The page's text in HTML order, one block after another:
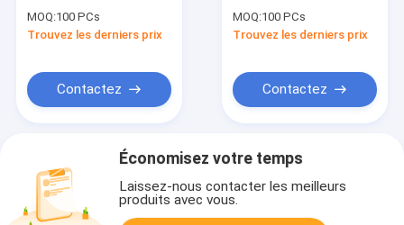
manteau 12000lbs de
poudre
MOQ:100 PCs
Trouvez les derniers prix
Contactez
Stands 1000lbs de
remorque de poignée
MOQ:100 PCs
Trouvez les derniers prix
Contactez
Économisez votre temps
Laissez-nous contacter les meilleurs
produits avec vous.